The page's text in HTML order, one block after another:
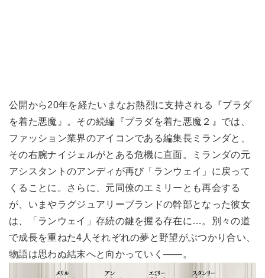
公開から20年を経たいまなお熱烈に支持される『プラダ
を着た悪魔』。その続編『プラダを着た悪魔２』では、
ファッション業界のアイコンである編集長ミランダと、
その右腕ナイジェルがとある危機に直面。ミランダの元
アシスタントのアンディが再び「ランウェイ」に戻って
くることに。さらに、元同僚のエミリーとも再会する
が、いまやラグジュアリーブランドの幹部となった彼女
は、「ランウェイ」存続の鍵を握る存在に…。別々の道
で成長を重ねた4人それぞれの夢と野望がぶつかり合い、
物語は思わぬ結末へと向かっていく――。